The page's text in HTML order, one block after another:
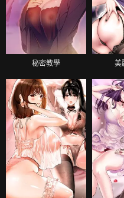
秘密教學 美